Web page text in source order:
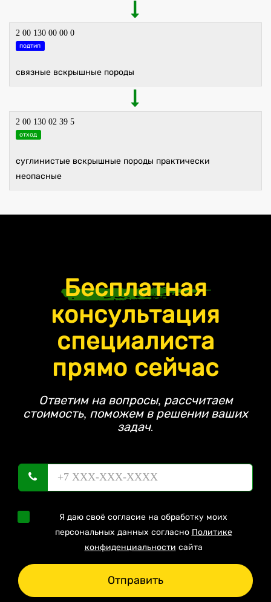
2 00 130 00 00 0
подтип
связные вскрышные породы
2 00 130 02 39 5
отход
суглинистые вскрышные породы практически
неопасные
Бесплатная
консультация
специалиста
прямо сейчас
Ответим на вопросы, рассчитаем
стоимость, поможем в решении ваших
задач.
Я даю своё согласие на обработку моих
персональных данных согласно Политике
конфиденциальности сайта
Отправить